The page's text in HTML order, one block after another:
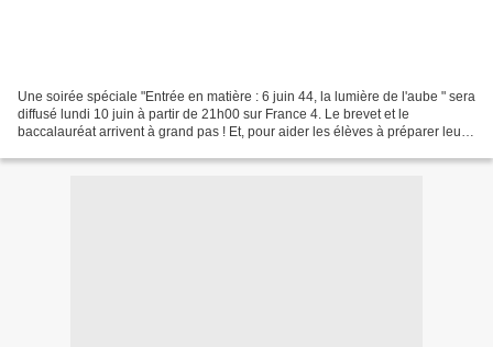
Une soirée spéciale "Entrée en matière : 6 juin 44, la lumière de l'aube " sera
diffusé lundi 10 juin à partir de 21h00 sur France 4. Le brevet et le
baccalauréat arrivent à grand pas ! Et, pour aider les élèves à préparer leurs